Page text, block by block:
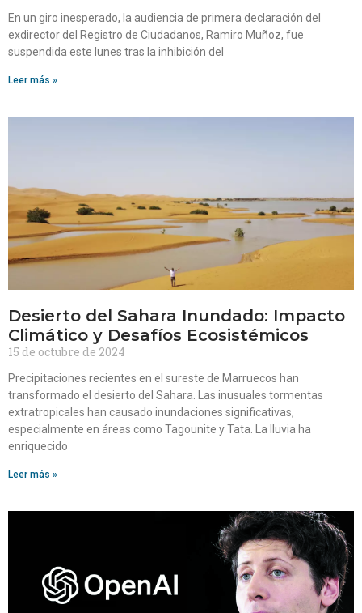
En un giro inesperado, la audiencia de primera declaración del
exdirector del Registro de Ciudadanos, Ramiro Muñoz, fue
suspendida este lunes tras la inhibición del
Leer más »
Desierto del Sahara Inundado: Impacto
Climático y Desafíos Ecosistémicos
15 de octubre de 2024
Precipitaciones recientes en el sureste de Marruecos han
transformado el desierto del Sahara. Las inusuales tormentas
extratropicales han causado inundaciones significativas,
especialmente en áreas como Tagounite y Tata. La lluvia ha
enriquecido
Leer más »